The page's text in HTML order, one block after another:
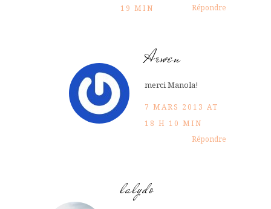
19 MIN
Répondre
Arwen
merci Manola!
7 MARS 2013 AT
18 H 10 MIN
Répondre
lalydo